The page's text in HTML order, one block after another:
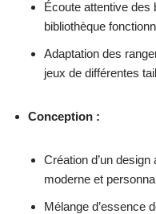
Écoute attentive des
bibliothèque
Adaptation des
jeux de différentes
Conception :
Création d’un
moderne et
Mélange d’essence